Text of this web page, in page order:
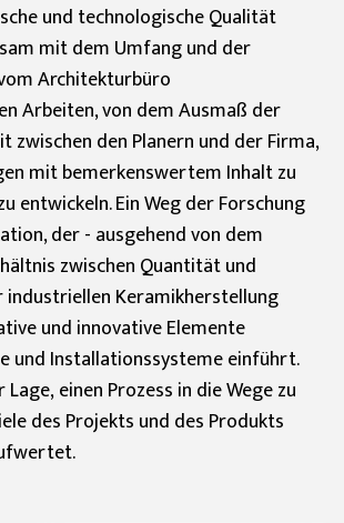
und technologische Qualität
mit dem Umfang und der
Architekturbüro
Arbeiten, von dem Ausmaß der
zwischen den Planern und der Firma,
mit bemerkenswertem Inhalt zu
entwickeln. Ein Weg der Forschung
der - ausgehend von dem
zwischen Quantität und
industriellen Keramikherstellung
und innovative Elemente
und Installationssysteme einführt.
einen Prozess in die Wege zu
des Projekts und des Produkts